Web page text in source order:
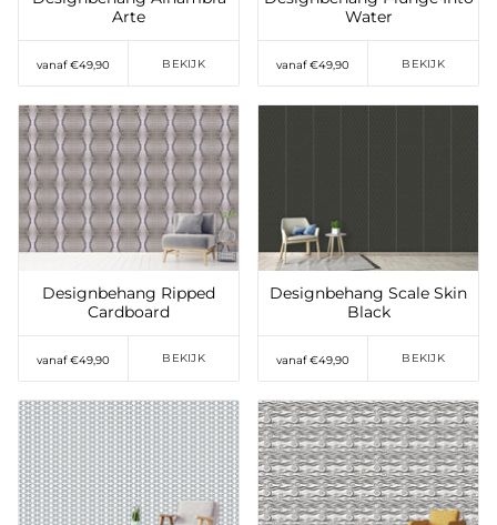
Arte
vanaf €49,90 BEKIJK
Water
vanaf €49,90 BEKIJK
Toevoegen aan
verlanglijst
Designbehang Ripped
Cardboard
vanaf €49,90 BEKIJK
Designbehang Scale Skin
Black
vanaf €49,90 BEKIJK
Toevoegen aan
verlanglijst
Toevoegen aan
verlanglijst